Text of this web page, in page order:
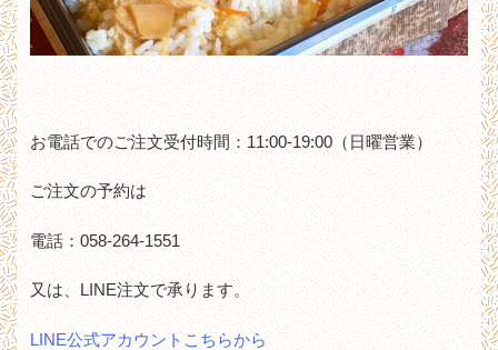
お電話でのご注文受付時間：11:00-19:00（日曜営業）
ご注文の予約は
電話：058-264-1551
又は、LINE注文で承ります。
LINE公式アカウントこちらから